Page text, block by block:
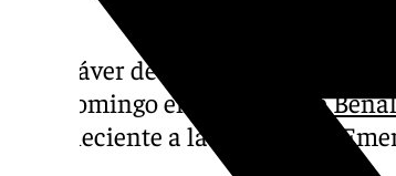
El cadáver de un hombre de 57
este domingo en el puerto de
perteneciente a la Agencia de